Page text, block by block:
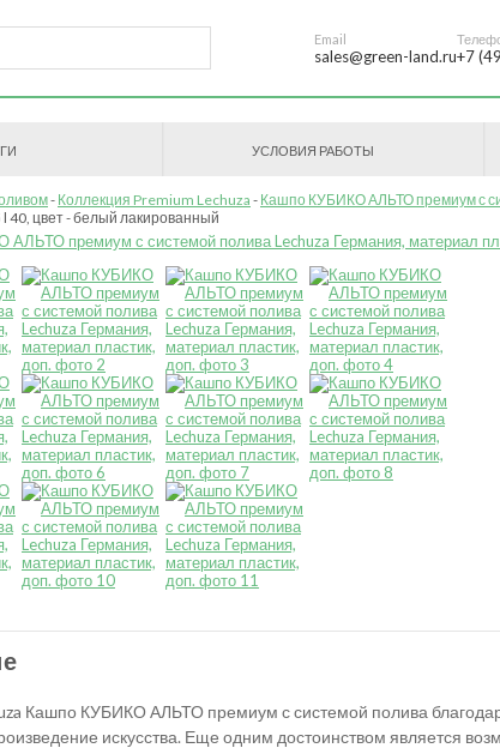
Email
sales@green-land.ru+7
УСЛОВИЯ РАБОТЫ
Коллекция Premium Lechuza
Кашпо КУБИКО АЛЬТО премиум с
цвет - белый лакированный
Кашпо КУБИКО АЛЬТО премиум с системой полива
искусства. Еще одним достоинством является